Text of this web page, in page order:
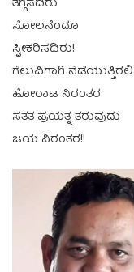
ಸೋಲನೆಂದೂ
ಸ್ವೀಕರಿಸದಿರು!
ಗೆಲುವಿಗಾಗಿ ನೆಡೆಯುತ್ತಿರಲಿ
ಹೋರಾಟ ನಿರಂತರ
ಸತತ ಪ್ರಯತ್ನ ತರುವುದು
ಜಯ ನಿರಂತರ!!